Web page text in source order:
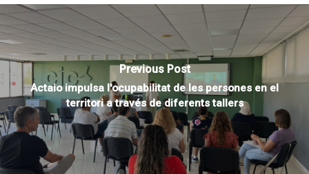
Previous Post
Actaio impulsa l'ocupabilitat de les persones en el
territori a través de diferents tallers